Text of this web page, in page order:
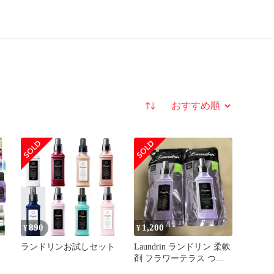
並び替え
¥890
ランドリンお試しセット
¥ 1,200
Laundrin ランドリン 柔軟
剤 フラワーテラス つめ